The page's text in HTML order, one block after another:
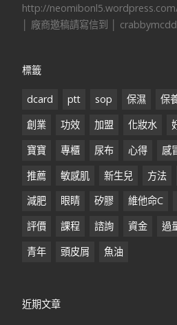
http://
│ 廠商邀稿請寫信到 │
標籤
dcard ptt sop 保濕 保
創業
功效 加盟 化妝水
寶寶
專櫃 尿布 心得 感
推薦
敏感肌 新生兒 方法
減肥
眼睛 矽膠 維他命C
評價
課程 諮詢 資金 過
青年
頭皮屑 魚油
近期文章